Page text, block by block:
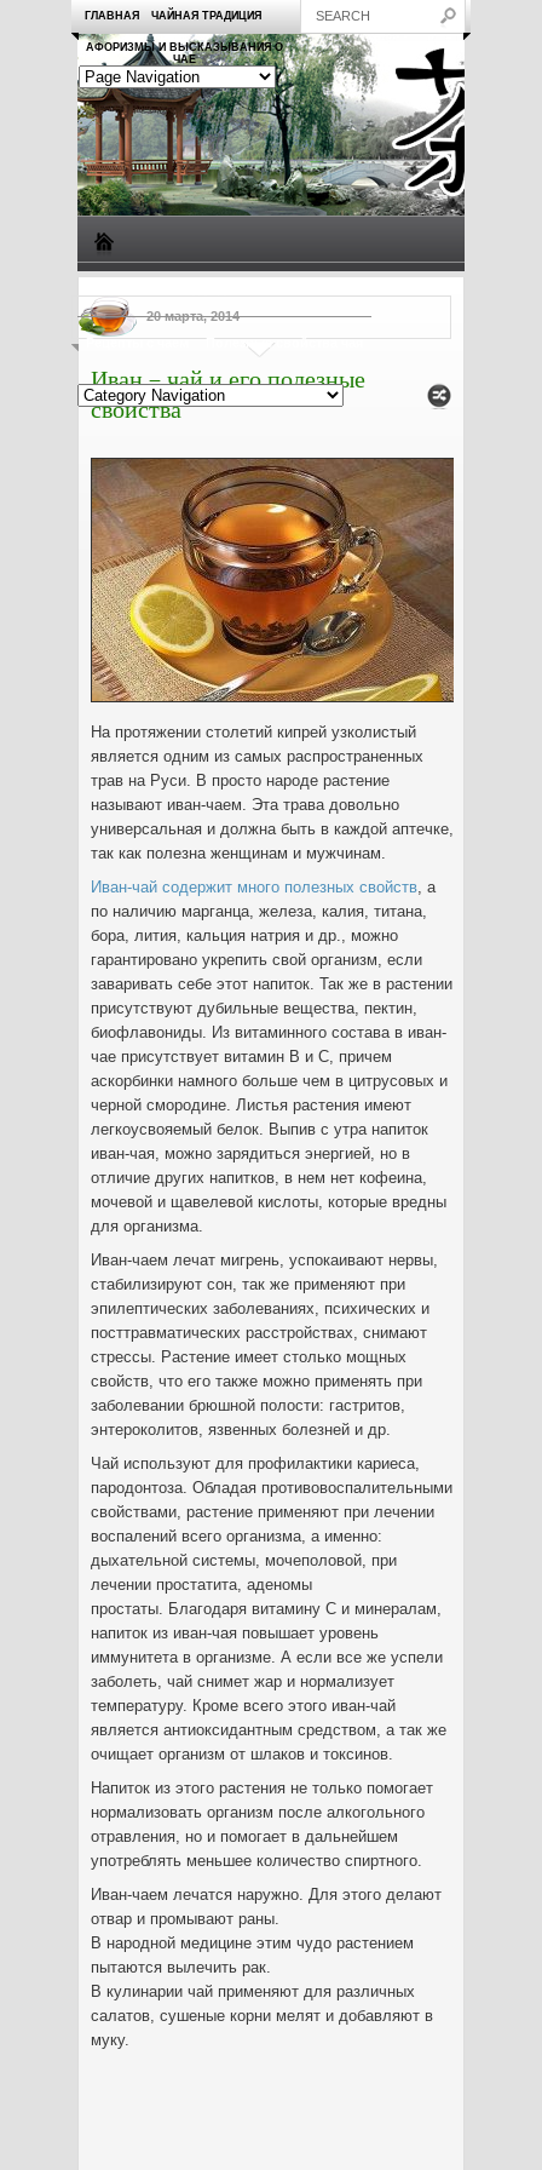
ГЛАВНАЯ ЧАЙНАЯ ТРАДИЦИЯ
АФОРИЗМЫ И ВЫСКАЗЫВАНИЯ О
ЧАЕ
Рецепты с чаем Полезные свойства чая
20 марта, 2014
Иван – чай и его полезные
свойства
На протяжении столетий кипрей узколистый
является одним из самых распространенных
трав на Руси. В просто народе растение
называют иван-чаем. Эта трава довольно
универсальная и должна быть в каждой аптечке,
так как полезна женщинам и мужчинам.
Иван-чай содержит много полезных свойств, а
по наличию марганца, железа, калия, титана,
бора, лития, кальция натрия и др., можно
гарантировано укрепить свой организм, если
заваривать себе этот напиток. Так же в растении
присутствуют дубильные вещества, пектин,
биофлавониды. Из витаминного состава в иван-
чае присутствует витамин В и С, причем
аскорбинки намного больше чем в цитрусовых и
черной смородине. Листья растения имеют
легкоусвояемый белок. Выпив с утра напиток
иван-чая, можно зарядиться энергией, но в
отличие других напитков, в нем нет кофеина,
мочевой и щавелевой кислоты, которые вредны
для организма.
Иван-чаем лечат мигрень, успокаивают нервы,
стабилизируют сон, так же применяют при
эпилептических заболеваниях, психических и
посттравматических расстройствах, снимают
стрессы. Растение имеет столько мощных
свойств, что его также можно применять при
заболевании брюшной полости: гастритов,
энтероколитов, язвенных болезней и др.
Чай используют для профилактики кариеса,
пародонтоза. Обладая противовоспалительными
свойствами, растение применяют при лечении
воспалений всего организма, а именно:
дыхательной системы, мочеполовой, при
лечении простатита, аденомы
простаты. Благодаря витамину С и минералам,
напиток из иван-чая повышает уровень
иммунитета в организме. А если все же успели
заболеть, чай снимет жар и нормализует
температуру. Кроме всего этого иван-чай
является антиоксидантным средством, а так же
очищает организм от шлаков и токсинов.
Напиток из этого растения не только помогает
нормализовать организм после алкогольного
отравления, но и помогает в дальнейшем
употреблять меньшее количество спиртного.
Иван-чаем лечатся наружно. Для этого делают
отвар и промывают раны.
В народной медицине этим чудо растением
пытаются вылечить рак.
В кулинарии чай применяют для различных
салатов, сушеные корни мелят и добавляют в
муку.